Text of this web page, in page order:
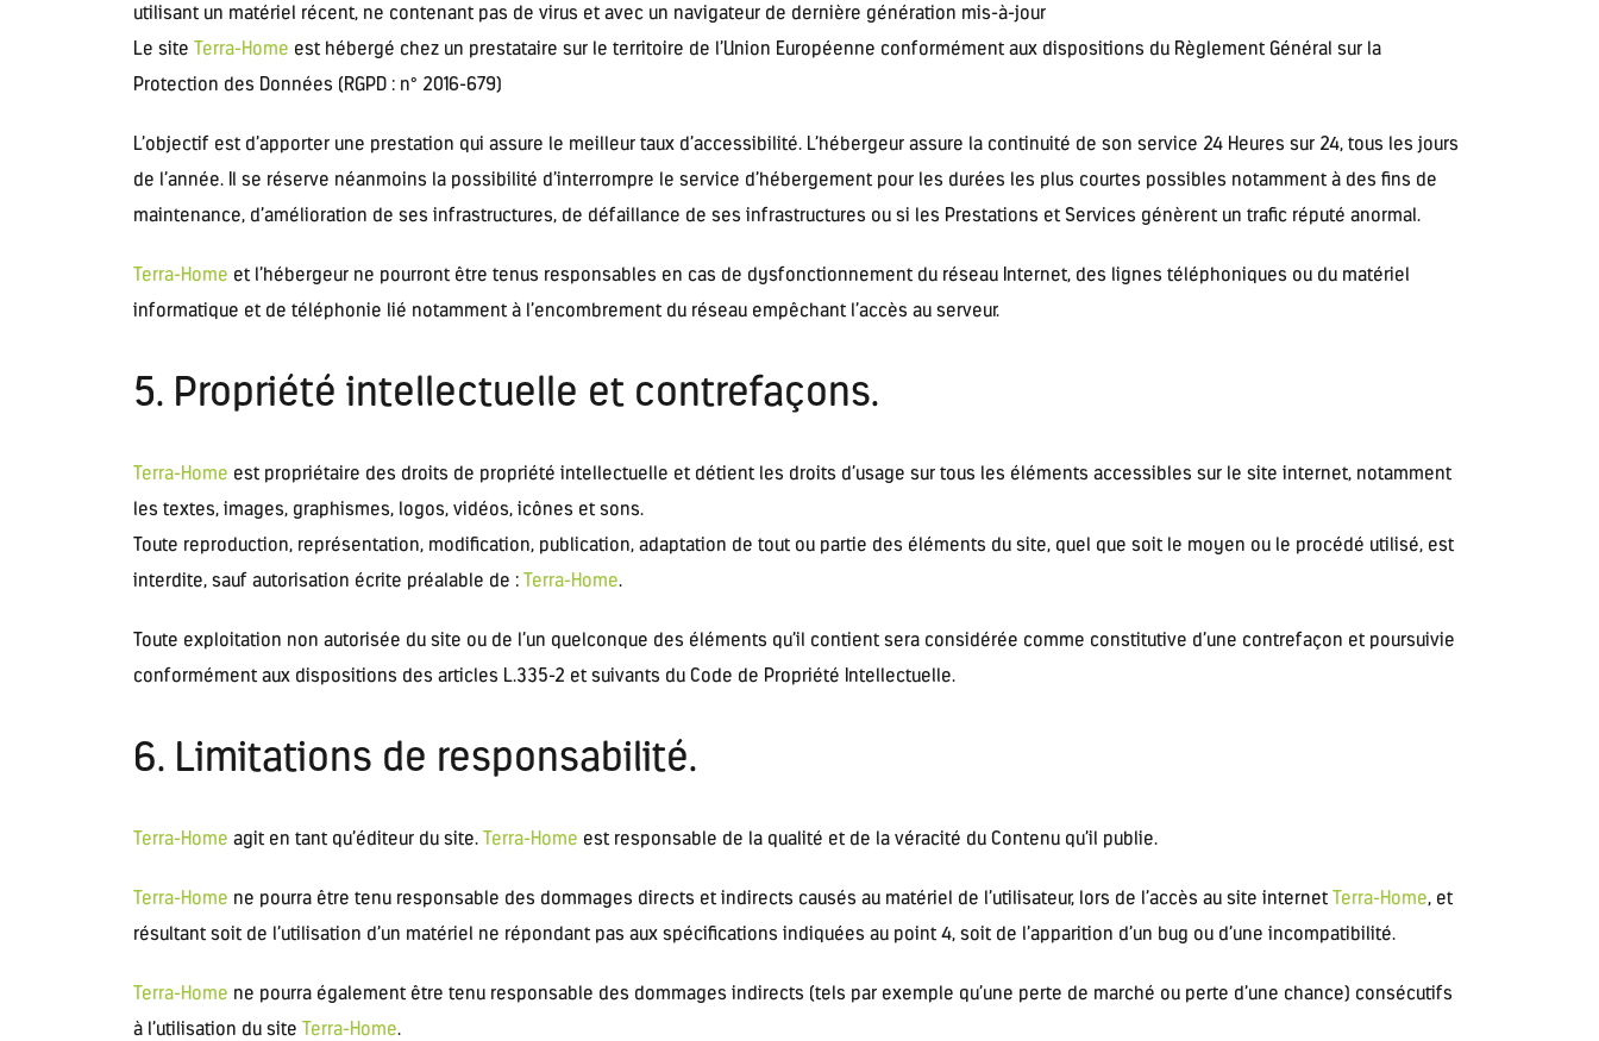
utilisant un matériel récent, ne contenant pas de virus et avec un navigateur de dernière génération mis-à-jour
Le site Terra-Home est hébergé chez un prestataire sur le territoire de l’Union Européenne conformément aux dispositions du Règlement Général sur la
Protection des Données (RGPD : n° 2016-679)
L’objectif est d’apporter une prestation qui assure le meilleur taux d’accessibilité. L’hébergeur assure la continuité de son service 24 Heures sur 24, tous les jours
de l’année. Il se réserve néanmoins la possibilité d’interrompre le service d’hébergement pour les durées les plus courtes possibles notamment à des fins de
maintenance, d’amélioration de ses infrastructures, de défaillance de ses infrastructures ou si les Prestations et Services génèrent un trafic réputé anormal.
Terra-Home et l’hébergeur ne pourront être tenus responsables en cas de dysfonctionnement du réseau Internet, des lignes téléphoniques ou du matériel
informatique et de téléphonie lié notamment à l’encombrement du réseau empêchant l’accès au serveur.
5. Propriété intellectuelle et contrefaçons.
Terra-Home est propriétaire des droits de propriété intellectuelle et détient les droits d’usage sur tous les éléments accessibles sur le site internet, notamment
les textes, images, graphismes, logos, vidéos, icônes et sons.
Toute reproduction, représentation, modification, publication, adaptation de tout ou partie des éléments du site, quel que soit le moyen ou le procédé utilisé, est
interdite, sauf autorisation écrite préalable de : Terra-Home.
Toute exploitation non autorisée du site ou de l’un quelconque des éléments qu’il contient sera considérée comme constitutive d’une contrefaçon et poursuivie
conformément aux dispositions des articles L.335-2 et suivants du Code de Propriété Intellectuelle.
6. Limitations de responsabilité.
Terra-Home agit en tant qu’éditeur du site. Terra-Home est responsable de la qualité et de la véracité du Contenu qu’il publie.
Terra-Home ne pourra être tenu responsable des dommages directs et indirects causés au matériel de l’utilisateur, lors de l’accès au site internet Terra-Home, et
résultant soit de l’utilisation d’un matériel ne répondant pas aux spécifications indiquées au point 4, soit de l’apparition d’un bug ou d’une incompatibilité.
Terra-Home ne pourra également être tenu responsable des dommages indirects (tels par exemple qu’une perte de marché ou perte d’une chance) consécutifs
à l’utilisation du site Terra-Home.